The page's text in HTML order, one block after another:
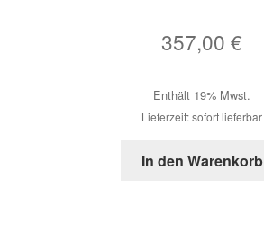
357,00 €
Enthält 19% Mwst.
Lieferzeit: sofort lieferbar
In den Warenkorb